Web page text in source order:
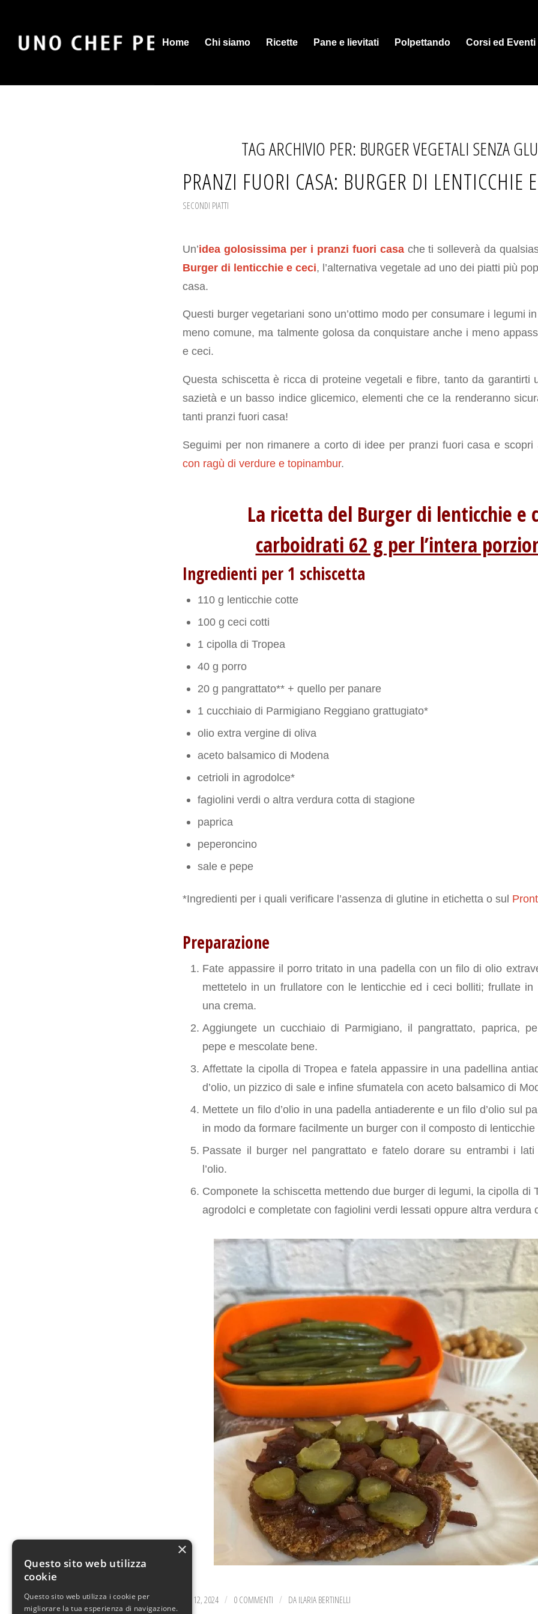
Home Chi siamo Ricette Pane e lievitati Polpettando Corsi ed Eventi
TAG ARCHIVIO PER: BURGER VEGETALI SENZA
PRANZI FUORI CASA: BURGER DI LENTICCHIE
SECONDI PIATTI
Un’idea golosissima per i pranzi fuori casache ti solleverà da
Burger di lenticchie e ceci, l’alternativa vegetale ad uno dei piatti più
casa.
Questi burger vegetariani sono un’ottimo modo per consumare i legumi
meno comune, ma talmente golosa da conquistare anche i meno
e ceci.
Questa schiscetta è ricca di proteine vegetali e fibre, tanto da garantirti
sazietà e un basso indice glicemico, elementi che ce la renderanno
tanti pranzi fuori casa!
Seguimi per non rimanere a corto di idee per pranzi fuori casa e
con ragù di verdure e topinambur.
La ricetta del Burger di lenticchie e
carboidrati 62 g per l’intera
Ingredienti per 1 schiscetta
110 g lenticchie cotte
100 g ceci cotti
1 cipolla di Tropea
40 g porro
20 g pangrattato** + quello per panare
1 cucchiaio di Parmigiano Reggiano grattugiato*
olio extra vergine di oliva
aceto balsamico di Modena
cetrioli in agrodolce*
fagiolini verdi o altra verdura cotta di stagione
paprica
peperoncino
sale e pepe
*Ingredienti per i quali verificare l’assenza di glutine in etichetta o sul
Preparazione
Fate appassire il porro tritato in una padella con un filo di olio
mettetelo in un frullatore con le lenticchie ed i ceci bolliti; frullate in
una crema.
Aggiungete un cucchiaio di Parmigiano, il pangrattato, paprica,
pepe e mescolate bene.
Affettate la cipolla di Tropea e fatela appassire in una padellina
d’olio, un pizzico di sale e infine sfumatela con aceto balsamico di
Mettete un filo d’olio in una padella antiaderente e un filo d’olio sul
in modo da formare facilmente un burger con il composto di
Passate il burger nel pangrattato e fatelo dorare su entrambi i
l’olio.
Componete la schiscetta mettendo due burger di legumi, la cipolla di
agrodolci e completate con fagiolini verdi lessati oppure altra verdura
FEBBRAIO 12, 2024 / 0 COMMENTI / DA ILARIA BERTINELLI
×
Questo sito web utilizza
cookie
Questo sito web utilizza i cookie per
migliorare la tua esperienza di navigazione.